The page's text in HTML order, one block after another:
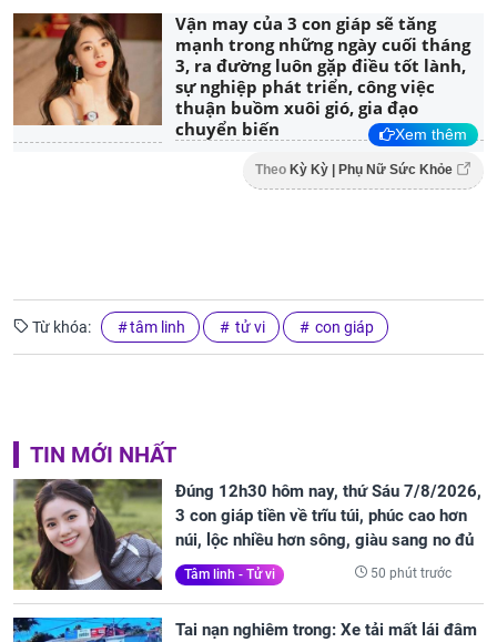
Vận may của 3 con giáp sẽ tăng
mạnh trong những ngày cuối tháng
3, ra đường luôn gặp điều tốt lành,
sự nghiệp phát triển, công việc
thuận buồm xuôi gió, gia đạo
chuyển biến
Xem thêm
Theo Kỳ Kỳ | Phụ Nữ Sức Khỏe
Từ khóa: tâm linh tử vi con giáp
TIN MỚI NHẤT
Đúng 12h30 hôm nay, thứ Sáu 7/8/2026,
3 con giáp tiền về trĩu túi, phúc cao hơn
núi, lộc nhiều hơn sông, giàu sang no đủ
Tâm linh - Tử vi 50 phút trước
Tai nạn nghiêm trong: Xe tải mất lái đâm